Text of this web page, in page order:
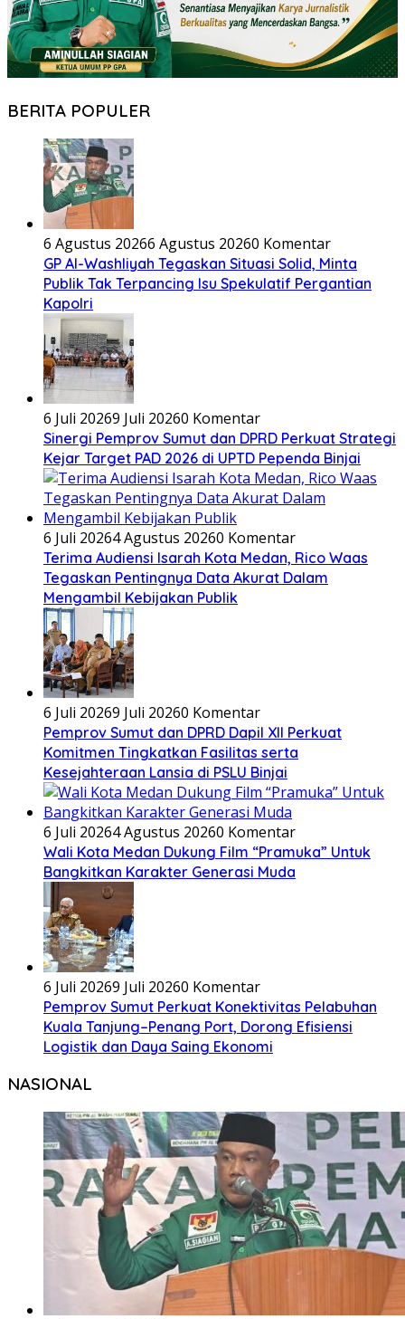
BERITA POPULER
6 Agustus 20266 Agustus 20260 Komentar
GP Al-Washliyah Tegaskan Situasi Solid, Minta
Publik Tak Terpancing Isu Spekulatif Pergantian
Kapolri
6 Juli 20269 Juli 20260 Komentar
Sinergi Pemprov Sumut dan DPRD Perkuat Strategi
Kejar Target PAD 2026 di UPTD Pependa Binjai
6 Juli 20264 Agustus 20260 Komentar
Terima Audiensi Isarah Kota Medan, Rico Waas
Tegaskan Pentingnya Data Akurat Dalam
Mengambil Kebijakan Publik
6 Juli 20269 Juli 20260 Komentar
Pemprov Sumut dan DPRD Dapil XII Perkuat
Komitmen Tingkatkan Fasilitas serta
Kesejahteraan Lansia di PSLU Binjai
6 Juli 20264 Agustus 20260 Komentar
Wali Kota Medan Dukung Film “Pramuka” Untuk
Bangkitkan Karakter Generasi Muda
6 Juli 20269 Juli 20260 Komentar
Pemprov Sumut Perkuat Konektivitas Pelabuhan
Kuala Tanjung–Penang Port, Dorong Efisiensi
Logistik dan Daya Saing Ekonomi
NASIONAL